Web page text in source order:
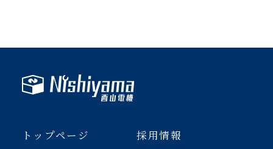
トップページ 採用情報